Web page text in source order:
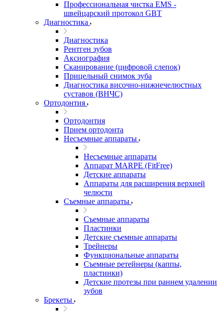
Профессиональная чистка EMS -
швейцарский протокол GBT
Диагностика
Диагностика
Рентген зубов
Аксиография
Сканирование (цифровой слепок)
Прицельный снимок зуба
Диагностика височно-нижнечелюстных
суставов (ВНЧС)
Ортодонтия
Ортодонтия
Прием ортодонта
Несъемные аппараты
Несъемные аппараты
Аппарат MARPE (FitFree)
Детские аппараты
Аппараты для расширения верхней
челюсти
Съемные аппараты
Съемные аппараты
Пластинки
Детские съемные аппараты
Трейнеры
Функциональные аппараты
Съемные ретейнеры (каппы,
пластинки)
Детские протезы при раннем удалении
зубов
Брекеты